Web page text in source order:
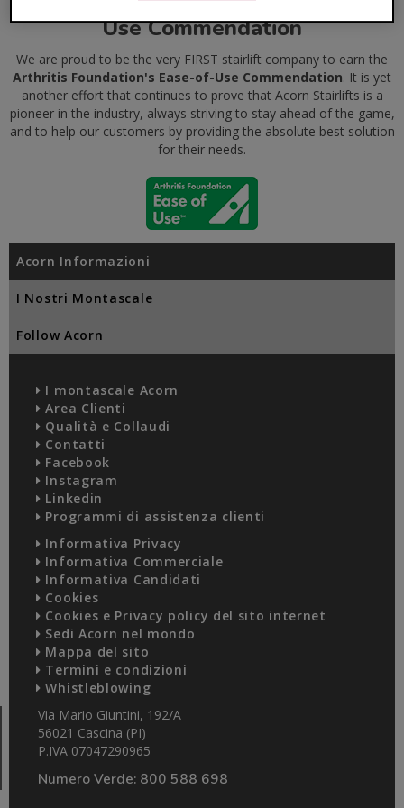
Use Commendation
We are proud to be the very FIRST stairlift company to earn the
Arthritis Foundation's Ease-of-Use Commendation. It is yet
another effort that continues to prove that Acorn Stairlifts is a
pioneer in the industry, always striving to stay ahead of the game,
and to help our customers by providing the absolute best solution
for their needs.
Acorn Informazioni
I Nostri Montascale
Follow Acorn
I montascale Acorn
Area Clienti
Qualità e Collaudi
Contatti
Facebook
Instagram
Linkedin
Programmi di assistenza clienti
Informativa Privacy
Informativa Commerciale
Informativa Candidati
Cookies
Cookies e Privacy policy del sito internet
Sedi Acorn nel mondo
Mappa del sito
Termini e condizioni
Whistleblowing
Via Mario Giuntini, 192/A
56021 Cascina (PI)
P.IVA 07047290965
Numero Verde: 800 588 698